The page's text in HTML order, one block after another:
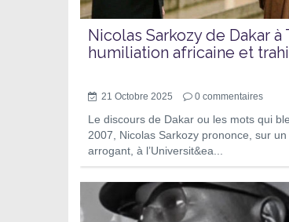
Nicolas Sarkozy de Dakar
humiliation africaine et
21 Octobre 2025 0 commentaires
Le discours de Dakar ou les mots qui
2007, Nicolas Sarkozy prononce, sur
arrogant, à l’Universit&ea...